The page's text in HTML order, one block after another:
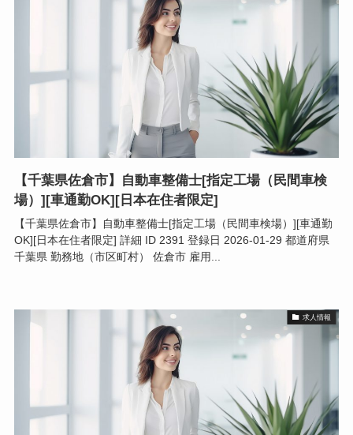
【千葉県佐倉市】自動車整備士[指定工場（民間車検
場）][車通勤OK][日本在住者限定]
【千葉県佐倉市】自動車整備士[指定工場（民間車検場）][車通勤
OK][日本在住者限定] 詳細 ID 2391 登録日 2026-01-29 都道府県
千葉県 勤務地（市区町村） 佐倉市 雇用...
求人情報